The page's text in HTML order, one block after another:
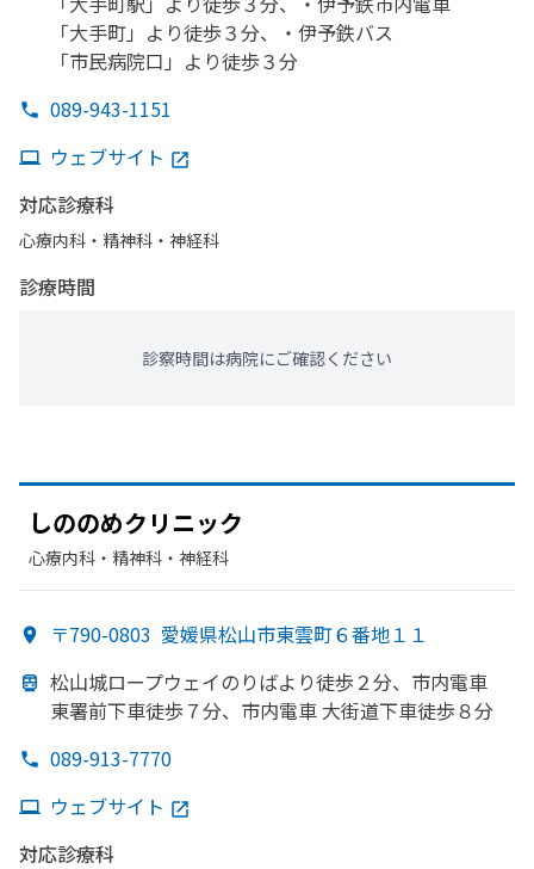
「大手町」より徒歩３分、
・伊予鉄バス
「市民病院口」より徒歩３分
089-943-1151
ウェブサイト
対応診療科
心療内科・​精神科・神経科
診療時間
診察時間は病院にご確認ください
しののめクリニック
心療内科・​精神科・神経科
〒790-0803 愛媛県松山市東雲町６番地１１
松山城ロープウェイのりばより徒歩２分、 市内電車
東署前下車徒歩７分、 市内電車 大街道下車徒歩８分
089-913-7770
ウェブサイト
対応診療科